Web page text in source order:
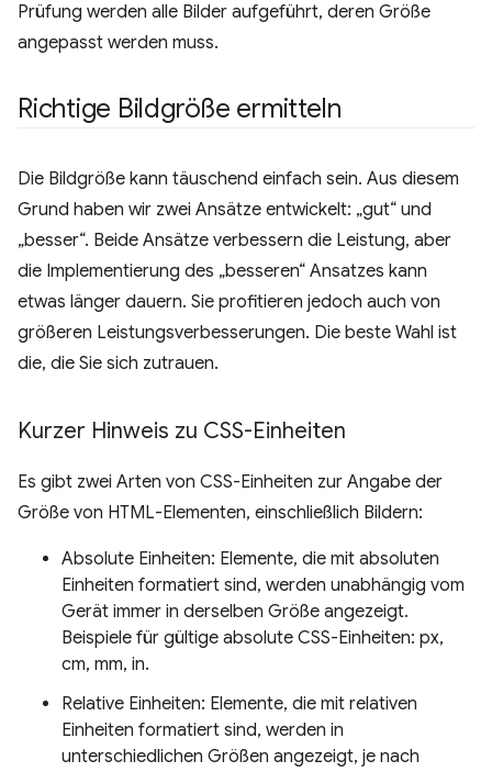
Prüfung werden alle Bilder aufgeführt, deren Größe
angepasst werden muss.
Richtige Bildgröße ermitteln
Die Bildgröße kann täuschend einfach sein. Aus diesem
Grund haben wir zwei Ansätze entwickelt: „gut“ und
„besser“. Beide Ansätze verbessern die Leistung, aber
die Implementierung des „besseren“ Ansatzes kann
etwas länger dauern. Sie profitieren jedoch auch von
größeren Leistungsverbesserungen. Die beste Wahl ist
die, die Sie sich zutrauen.
Kurzer Hinweis zu CSS-Einheiten
Es gibt zwei Arten von CSS-Einheiten zur Angabe der
Größe von HTML-Elementen, einschließlich Bildern:
Absolute Einheiten: Elemente, die mit absoluten
Einheiten formatiert sind, werden unabhängig vom
Gerät immer in derselben Größe angezeigt.
Beispiele für gültige absolute CSS-Einheiten: px,
cm, mm, in.
Relative Einheiten: Elemente, die mit relativen
Einheiten formatiert sind, werden in
unterschiedlichen Größen angezeigt, je nach